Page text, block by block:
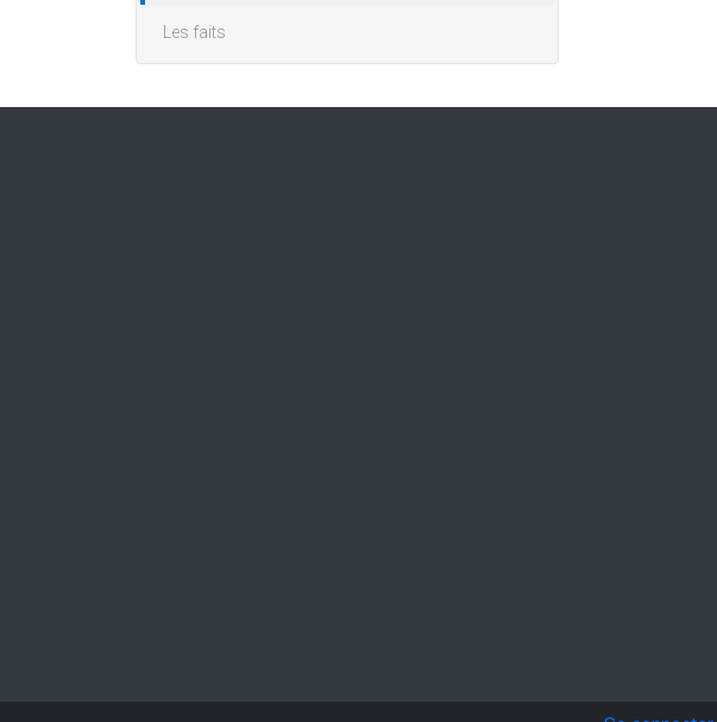
Les faits